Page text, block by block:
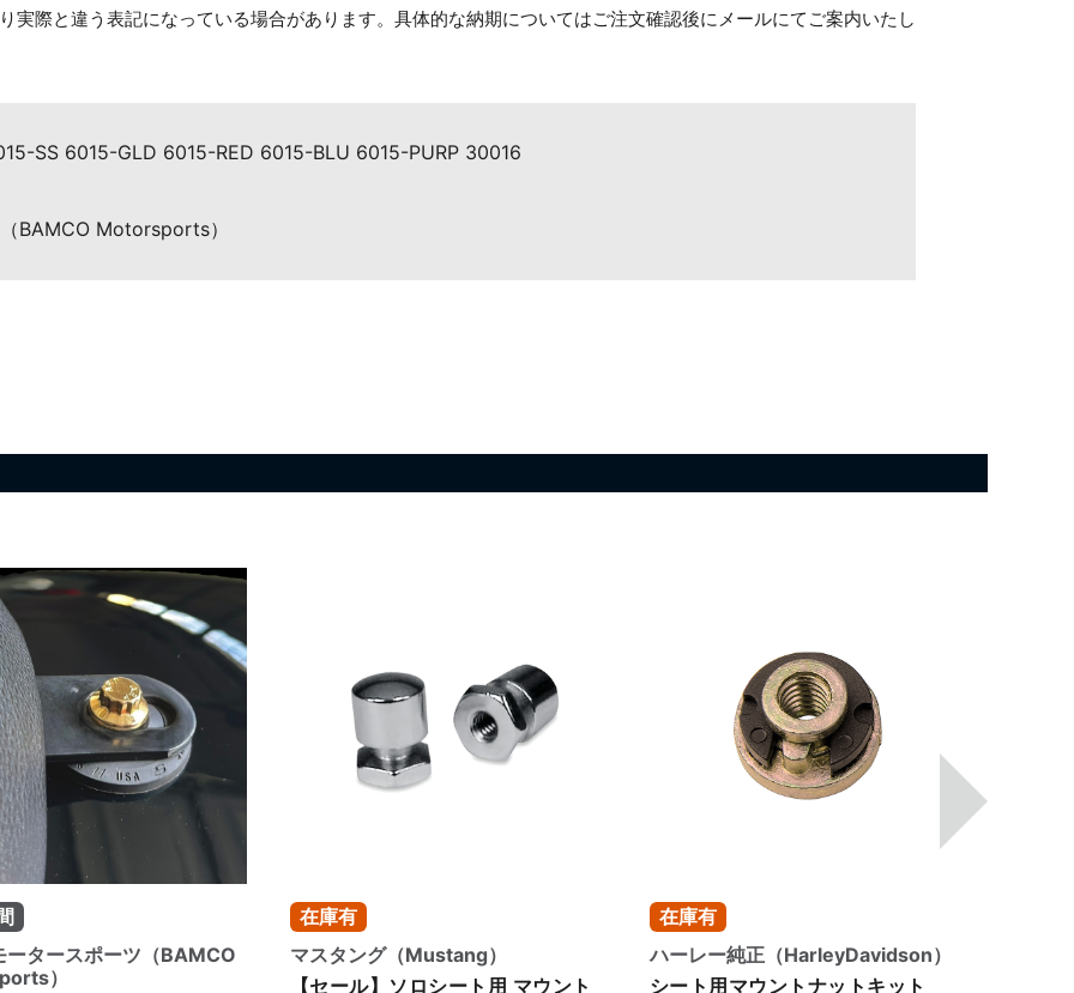
実際と違う表記になっている場合があります。具体的な納期についてはご注文確認後にメールにてご案内いたし
SS 6015-GLD 6015-RED 6015-BLU 6015-PURP 30016
BAMCO Motorsports）
ータースポーツ（BAMCO
）
在庫有
マスタング（Mustang）
【セール】ソロシート用 マウント
在庫有
ハーレー純正（HarleyDavidson）
シート用マウントナットキット